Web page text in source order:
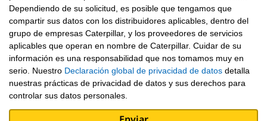
Dependiendo de su solicitud, es posible que tengamos que
compartir sus datos con los distribuidores aplicables, dentro del
grupo de empresas Caterpillar, y los proveedores de servicios
aplicables que operan en nombre de Caterpillar. Cuidar de su
información es una responsabilidad que nos tomamos muy en
serio. Nuestro Declaración global de privacidad de datos detalla
nuestras prácticas de privacidad de datos y sus derechos para
controlar sus datos personales.